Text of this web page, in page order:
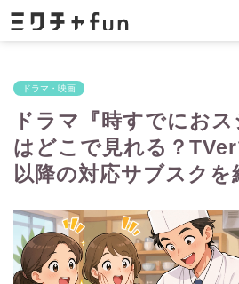
ドラマ・映画
ドラマ『時すでにお
はどこで見れる？
以降の対応サブスクを